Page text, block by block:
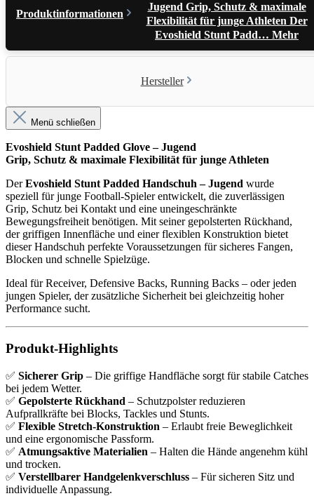
Produktinformationen
Jugend Grip, Schutz & maximale
Flexibilität für junge Athleten Der
Evoshield Stunt Padd… Mehr
Hersteller
Menü schließen
Evoshield Stunt Padded Glove – Jugend
Grip, Schutz & maximale Flexibilität für junge Athleten
DerEvoshield Stunt Padded Handschuh – Jugend wurde
speziell für junge Football-Spieler entwickelt, die zuverlässigen
Grip, Schutz bei Kontakt und eine uneingeschränkte
Bewegungsfreiheit benötigen. Mit seiner gepolsterten Rückhand,
der griffigen Innenfläche und einer flexiblen Konstruktion bietet
dieser Handschuh perfekte Voraussetzungen für sicheres Fangen,
Blocken und schnelle Spielzüge.
Ideal für Receiver, Defensive Backs, Running Backs – oder jeden
jungen Spieler, der zusätzliche Sicherheit bei gleichzeitig hoher
Performance sucht.
Produkt-Highlights
✅ Sicherer Grip – Die griffige Handfläche sorgt für stabile Catches
bei jedem Wetter.
✅ Gepolsterte Rückhand – Schutzpolster reduzieren
Aufprallkräfte bei Blocks, Tackles und Stunts.
✅ Flexible Stretch-Konstruktion – Erlaubt freie Beweglichkeit
und eine ergonomische Passform.
✅ Atmungsaktive Materialien – Halten die Hände angenehm kühl
und trocken.
✅ Verstellbarer Handgelenkverschluss – Für sicheren Sitz und
individuelle Anpassung.